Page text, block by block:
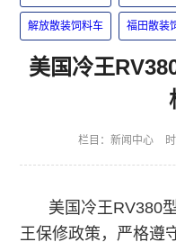
解放散装饲料车 福田散装
美国冷王
栏目： 新闻中心
美国冷王RV380
王保修政策，严格遵